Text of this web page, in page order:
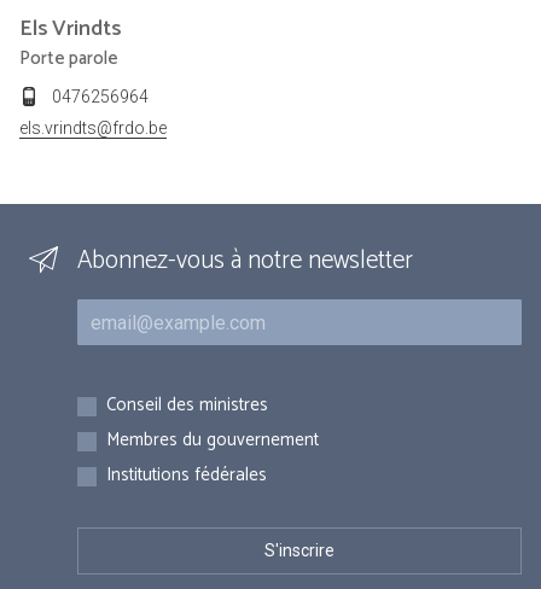
ElsVrindts
Porte parole
0476256964
els.vrindts@frdo.be
Abonnez-vous à notre newsletter
Courriel
Inscriptions
Conseil des ministres
Membres du gouvernement
Institutions fédérales